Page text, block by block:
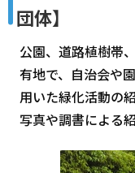
団体】
公園、道路植樹帯
有地で、自治会や
用いた緑化活動の
写真や調書による